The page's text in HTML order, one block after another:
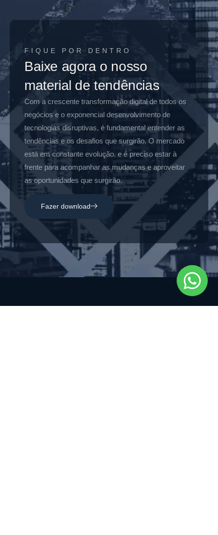
FIQUE POR DENTRO
Baixe agora o nosso
material de tendências
Com a crescente transformação digital de todos os
negócios e o exponencial desenvolvimento de
tecnologias disruptivas, é fundamental entender as
tendências e os desafios que surgirão. O mercado
está em constante evolução, e é preciso estar à
frente para acompanhar as mudanças e aproveitar
as oportunidades que surgirão.
Fazer download